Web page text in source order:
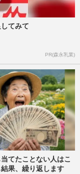
てみて
PR(森永乳業)
当てたことない人はこ
果、繰り返します